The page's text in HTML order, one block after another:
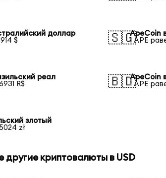
доллар
$
🇸🇬ApeCoin
1 APE
реал
R$
🇧🇩ApeCoin
1 APE
злотый
zł
другие криптовалюты в USD